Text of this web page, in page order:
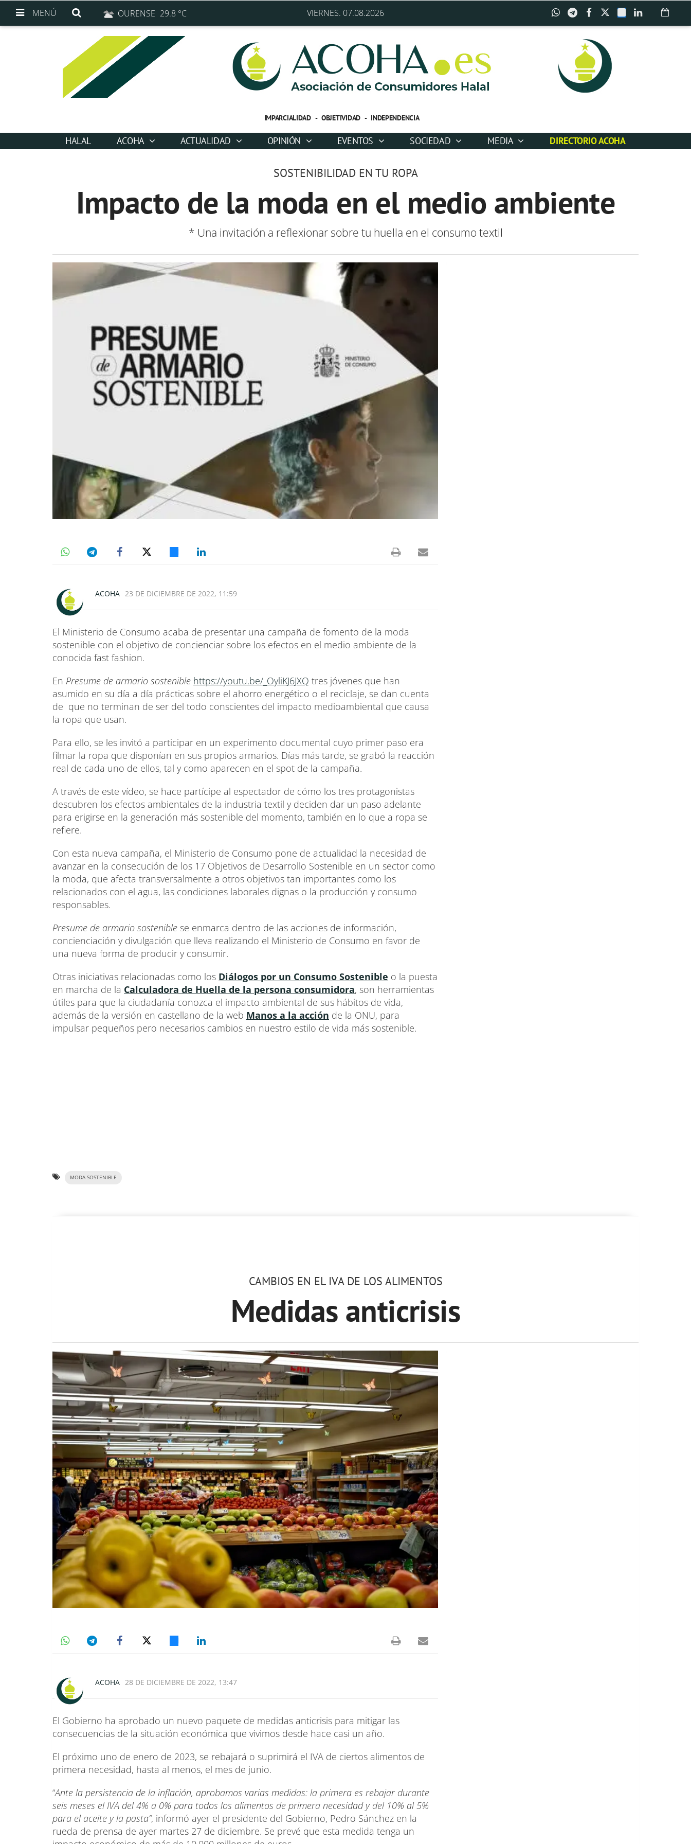
MENÚ OURENSE 29.8 °C VIERNES. 07.08.2026
IMPARCIALIDAD - OBJETIVIDAD - INDEPENDENCIA
HALAL ACOHA ACTUALIDAD OPINIÓN EVENTOS SOCIEDAD MEDIA DIRECTORIO ACOHA
SOSTENIBILIDAD EN TU ROPA
Impacto de la moda en el medio ambiente
* Una invitación a reflexionar sobre tu huella en el consumo textil
ACOHA 23 DE DICIEMBRE DE 2022, 11:59
El Ministerio de Consumo acaba de presentar una campaña de fomento de la moda
sostenible con el objetivo de concienciar sobre los efectos en el medio ambiente de la
conocida fast fashion.
En Presume de armario sostenible https://youtu.be/_OyliKJ6JXQ tres jóvenes que han
asumido en su día a día prácticas sobre el ahorro energético o el reciclaje, se dan cuenta
de que no terminan de ser del todo conscientes del impacto medioambiental que causa
la ropa que usan.
Para ello, se les invitó a participar en un experimento documental cuyo primer paso era
filmar la ropa que disponían en sus propios armarios. Días más tarde, se grabó la reacción
real de cada uno de ellos, tal y como aparecen en el spot de la campaña.
A través de este vídeo, se hace partícipe al espectador de cómo los tres protagonistas
descubren los efectos ambientales de la industria textil y deciden dar un paso adelante
para erigirse en la generación más sostenible del momento, también en lo que a ropa se
refiere.
Con esta nueva campaña, el Ministerio de Consumo pone de actualidad la necesidad de
avanzar en la consecución de los 17 Objetivos de Desarrollo Sostenible en un sector como
la moda, que afecta transversalmente a otros objetivos tan importantes como los
relacionados con el agua, las condiciones laborales dignas o la producción y consumo
responsables.
Presume de armario sostenible se enmarca dentro de las acciones de información,
concienciación y divulgación que lleva realizando el Ministerio de Consumo en favor de
una nueva forma de producir y consumir.
Otras iniciativas relacionadas como los Diálogos por un Consumo Sostenible o la puesta
en marcha de la Calculadora de Huella de la persona consumidora, son herramientas
útiles para que la ciudadanía conozca el impacto ambiental de sus hábitos de vida,
además de la versión en castellano de la web Manos a la acción de la ONU, para
impulsar pequeños pero necesarios cambios en nuestro estilo de vida más sostenible.
MODA SOSTENIBLE
CAMBIOS EN EL IVA DE LOS ALIMENTOS
Medidas anticrisis
ACOHA 28 DE DICIEMBRE DE 2022, 13:47
El Gobierno ha aprobado un nuevo paquete de medidas anticrisis para mitigar las
consecuencias de la situación económica que vivimos desde hace casi un año.
El próximo uno de enero de 2023, se rebajará o suprimirá el IVA de ciertos alimentos de
primera necesidad, hasta al menos, el mes de junio.
“Ante la persistencia de la inflación, aprobamos varias medidas: la primera es rebajar durante
seis meses el IVA del 4% a 0% para todos los alimentos de primera necesidad y del 10% al 5%
para el aceite y la pasta”, informó ayer el presidente del Gobierno, Pedro Sánchez en la
rueda de prensa de ayer martes 27 de diciembre. Se prevé que esta medida tenga un